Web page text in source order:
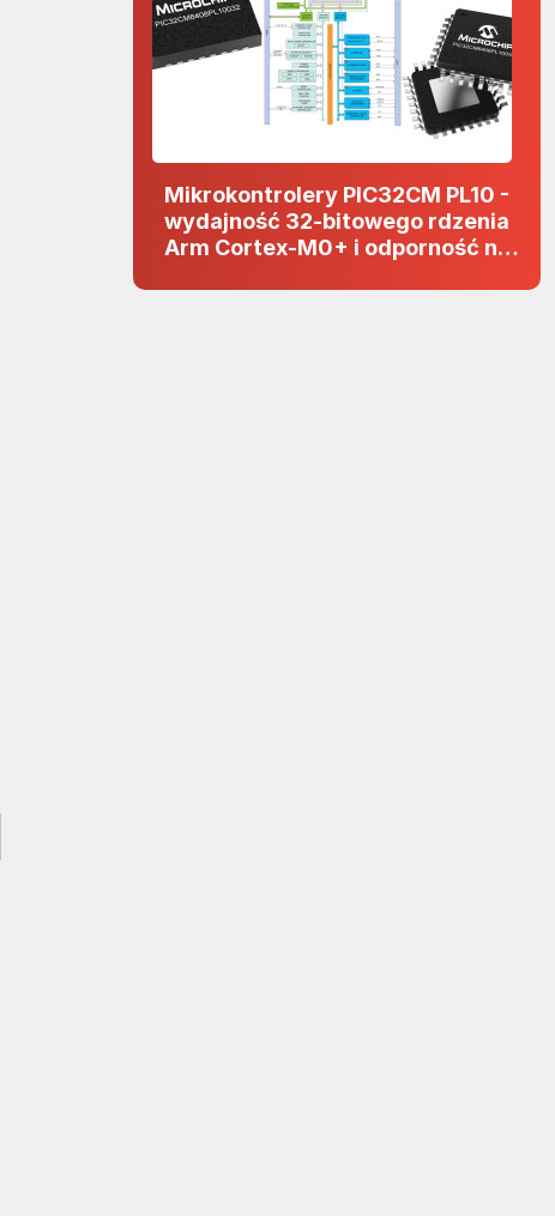
Mikrokontrolery PIC32CM PL10 -
wydajność 32-bitowego rdzenia
Arm Cortex-M0+ i odporność na